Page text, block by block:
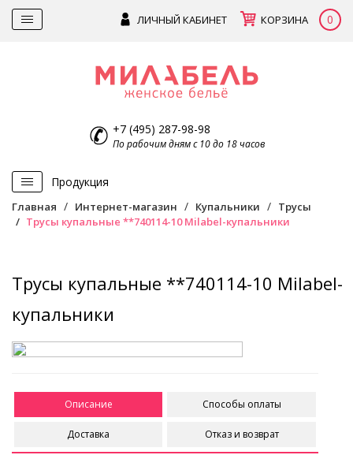
ЛИЧНЫЙ КАБИНЕТ КОРЗИНА 0
+7 (495) 287-98-98
По рабочим дням с 10 до 18 часов
Продукция
Главная Интернет-магазин Купальники
Трусы
Трусы купальные **740114-10 Milabel-купальники
Трусы купальные **740114-10 Milabel-
купальники
Описание Способы оплаты
Доставка Отказ и возврат